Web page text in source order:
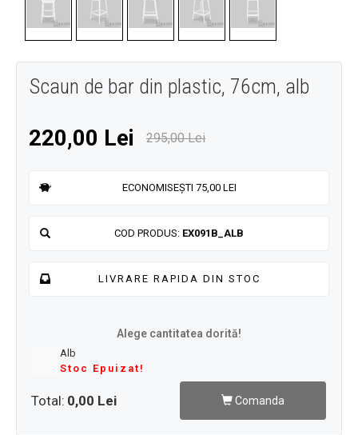
Scaun de bar din plastic, 76cm, alb
220,00 Lei 295,00 Lei
ECONOMISEȘTI 75,00 LEI
COD PRODUS: EX091B_ALB
LIVRARE RAPIDA DIN STOC
Alege cantitatea dorită!
Alb
Stoc Epuizat!
Total: 0,00 Lei Comanda